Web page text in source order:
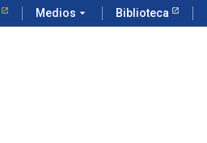
Medios arrow_drop_down Biblioteca